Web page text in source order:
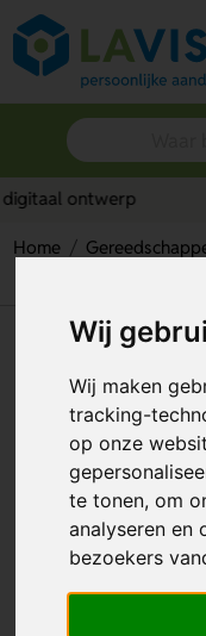
Wij
Wij maken
tracking-
op onze
te tonen, om
analyseren en
bezoekers
Home
Swisscard
Artikelnummer: